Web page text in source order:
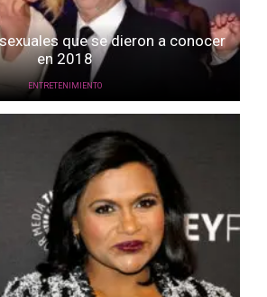
que se dieron a conocer
en 2018
ENTRETENIMIENTO